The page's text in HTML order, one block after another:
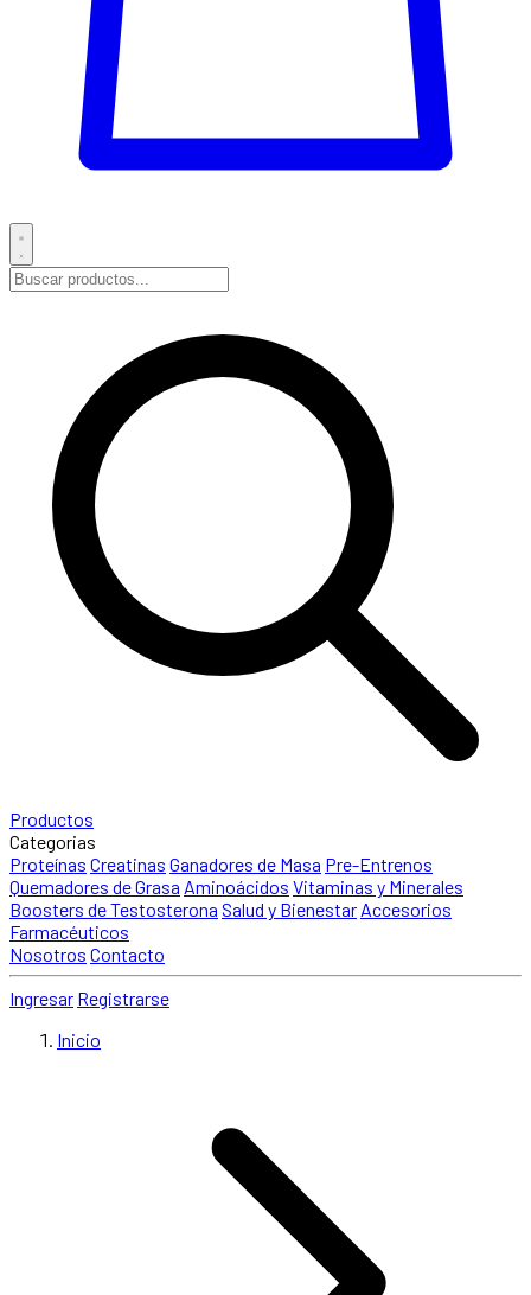
Productos
Categorias
Proteínas Creatinas Ganadores de Masa Pre-Entrenos
Quemadores de Grasa Aminoácidos Vitaminas y Minerales
Boosters de Testosterona Salud y Bienestar Accesorios
Farmacéuticos
Nosotros Contacto
Ingresar Registrarse
Inicio